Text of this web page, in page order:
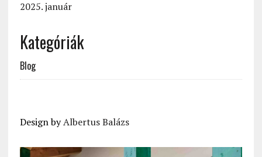
2025. január
Kategóriák
Blog
Design byAlbertus Balázs